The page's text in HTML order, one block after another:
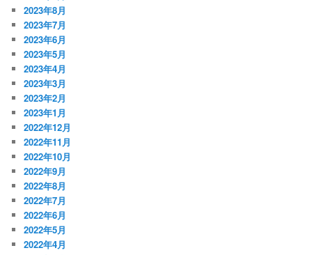
2023年8月
2023年7月
2023年6月
2023年5月
2023年4月
2023年3月
2023年2月
2023年1月
2022年12月
2022年11月
2022年10月
2022年9月
2022年8月
2022年7月
2022年6月
2022年5月
2022年4月